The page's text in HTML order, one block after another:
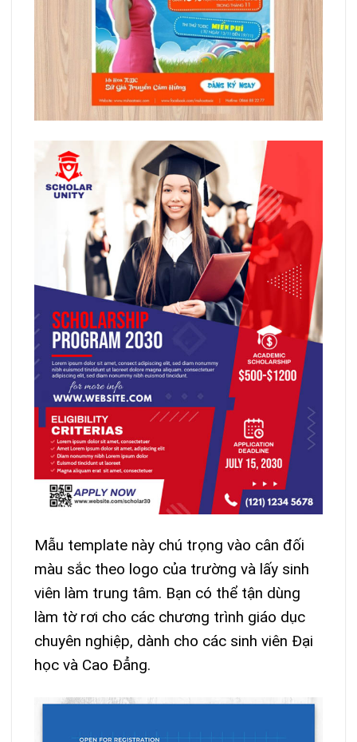
Mẫu template này chú trọng vào cân đối
màu sắc theo logo của trường và lấy sinh
viên làm trung tâm. Bạn có thể tận dùng
làm tờ rơi cho các chương trình giáo dục
chuyên nghiệp, dành cho các sinh viên Đại
học và Cao Đẳng.